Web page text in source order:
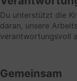
Du unterstützt die
daran, unsere
verantwortungsvoll
Gemeinsam
Marketing
Marketing
Zahl von